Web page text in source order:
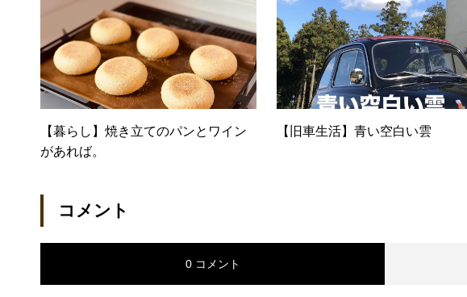
【暮らし】焼き立てのパンとワイン
があれば。
【旧車生活】青い空白い雲
コメント
0 コメント